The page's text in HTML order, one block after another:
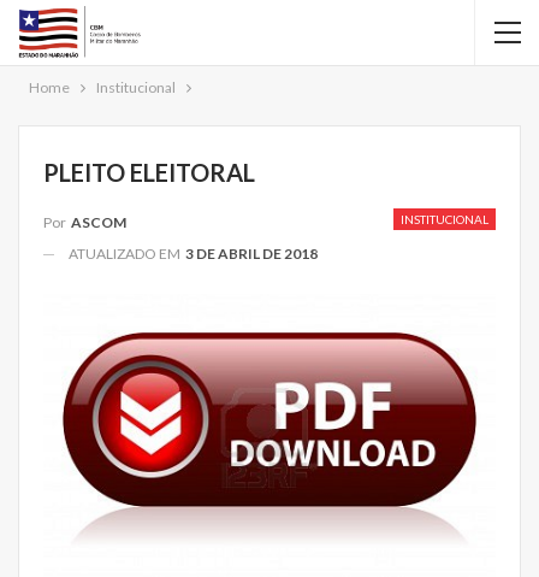
Home Institucional
PLEITO ELEITORAL
INSTITUCIONAL
Por ASCOM
ATUALIZADO EM 3 DE ABRIL DE 2018